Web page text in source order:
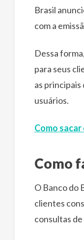
Brasil
com a
Dessa
para seus
as
usuários.
Como
Como
O Banco do
clientes
consultas